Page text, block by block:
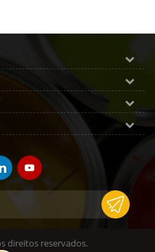
direitos reservados.